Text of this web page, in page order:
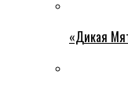
«Дикая